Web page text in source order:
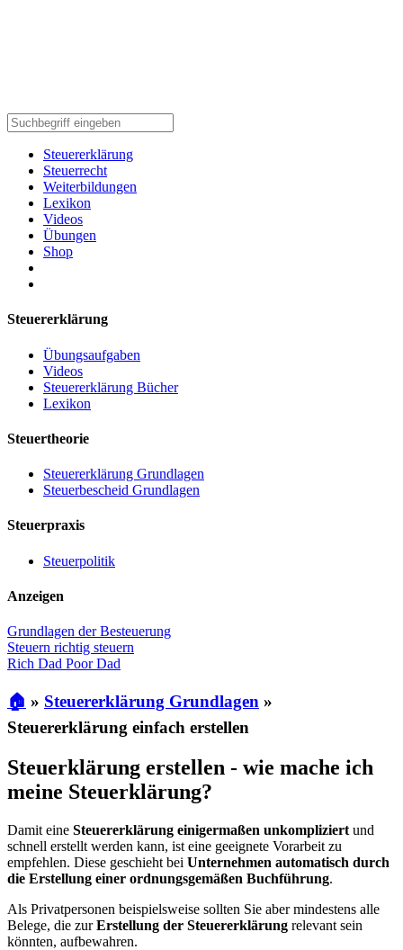
Steuererklärung
Steuerrecht
Weiterbildungen
Lexikon
Videos
Übungen
Shop
Steuererklärung
Übungsaufgaben
Videos
Steuererklärung Bücher
Lexikon
Steuertheorie
Steuererklärung Grundlagen
Steuerbescheid Grundlagen
Steuerpraxis
Steuerpolitik
Anzeigen
Grundlagen der Besteuerung
Steuern richtig steuern
Rich Dad Poor Dad
🏠 » Steuererklärung Grundlagen »
Steuererklärung einfach erstellen
Steuerklärung erstellen - wie mache ich
meine Steuerklärung?
Damit eine Steuererklärung einigermaßen unkompliziert und
schnell erstellt werden kann, ist eine geeignete Vorarbeit zu
empfehlen. Diese geschieht bei Unternehmen automatisch durch
die Erstellung einer ordnungsgemäßen Buchführung.
Als Privatpersonen beispielsweise sollten Sie aber mindestens alle
Belege, die zurErstellung der Steuererklärung relevant sein
könnten, aufbewahren.